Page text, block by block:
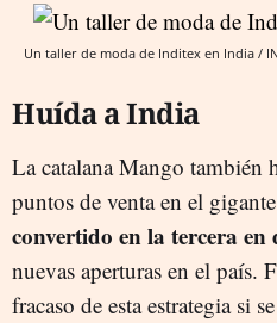
Un taller de moda de Inditex en India /
Huída a India
La catalana Mango también
puntos de venta en el
convertido en la tercera en
nuevas aperturas en el país.
fracaso de esta estrategia si